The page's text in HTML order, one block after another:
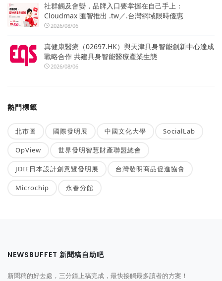
社群觸及會變，品牌入口要掌握在自己手上：
Cloudmax 匯智推出 .tw／.台灣網域限時優惠
2026/08/06
真健康醫療（02697.HK）與天津具身智能創新中心達成
戰略合作 共建具身智能醫療產業生態
2026/08/06
熱門標籤
北市圖 國際發明展 中國文化大學 SocialLab
OpView 世界發明智慧財產聯盟總會
JDIE日本設計創意暨發明展 台灣發明商品促進協會
Microchip 永春分館
NEWSBUFFET 新聞稿自助吧
新聞稿的好去處，三分鐘上稿完成，最快接觸最多讀者的方案！